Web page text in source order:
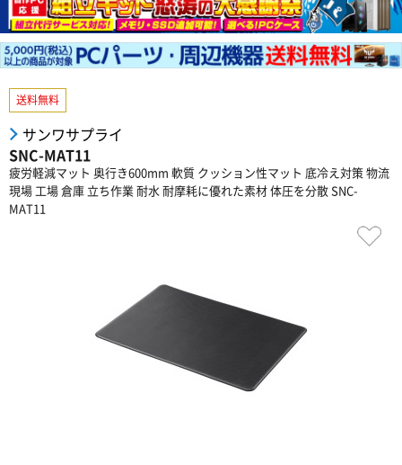
送料無料
サンワサプライ
SNC-MAT11
疲労軽減マット 奥行き600mm 軟質 クッション性マット 底冷え対策 物流
現場 工場 倉庫 立ち作業 耐水 耐摩耗に優れた素材 体圧を分散 SNC-
MAT11